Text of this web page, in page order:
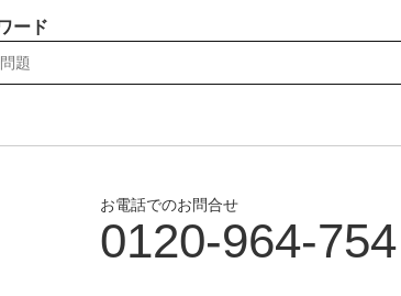
ード
お電話でのお問合せ
0120-964-754